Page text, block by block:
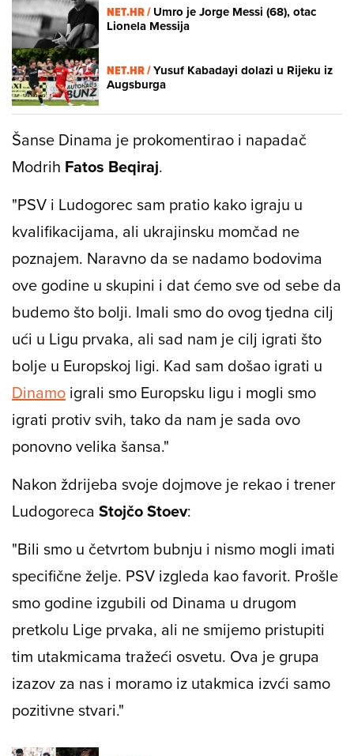
NET.HR /Umro je Jorge Messi (68), otac
Lionela Messija
NET.HR /Yusuf Kabadayi dolazi u Rijeku iz
Augsburga
Šanse Dinama je prokomentirao i napadač
Modrih Fatos Beqiraj.
"PSV i Ludogorec sam pratio kako igraju u
kvalifikacijama, ali ukrajinsku momčad ne
poznajem. Naravno da se nadamo bodovima
ove godine u skupini i dat ćemo sve od sebe da
budemo što bolji. Imali smo do ovog tjedna cilj
ući u Ligu prvaka, ali sad nam je cilj igrati što
bolje u Europskoj ligi. Kad sam došao igrati u
Dinamo igrali smo Europsku ligu i mogli smo
igrati protiv svih, tako da nam je sada ovo
ponovno velika šansa."
Nakon ždrijeba svoje dojmove je rekao i trener
Ludogoreca Stojčo Stoev:
"Bili smo u četvrtom bubnju i nismo mogli imati
specifične želje. PSV izgleda kao favorit. Prošle
smo godine izgubili od Dinama u drugom
pretkolu Lige prvaka, ali ne smijemo pristupiti
tim utakmicama tražeći osvetu. Ova je grupa
izazov za nas i moramo iz utakmica izvći samo
pozitivne stvari."